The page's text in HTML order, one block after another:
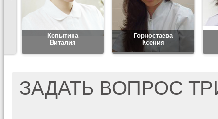
Копытина
Виталия
Горностаева
Ксения
ЗАДАТЬ ВОПРОС